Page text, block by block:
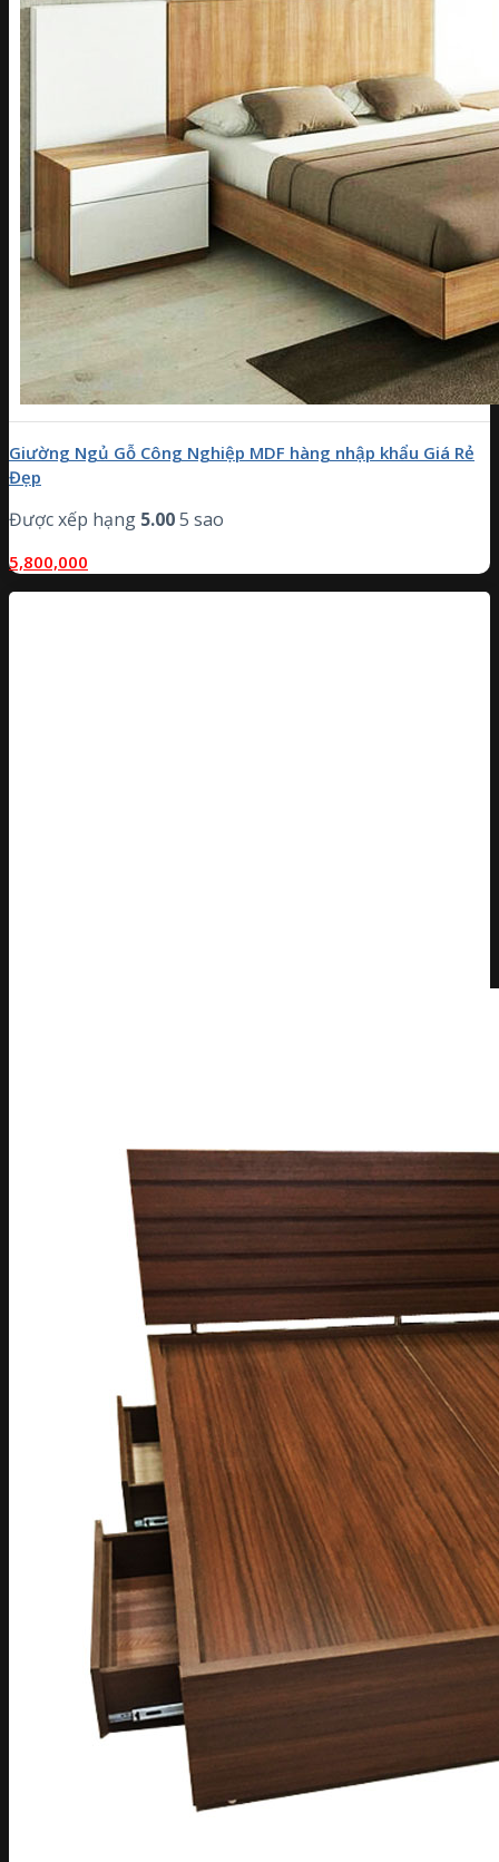
Giường Ngủ Gỗ Công Nghiệp MDF hàng nhập khẩu Giá Rẻ
Đẹp
Được xếp hạng 5.005 sao
5,800,000